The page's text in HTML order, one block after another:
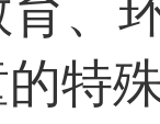
、
的特